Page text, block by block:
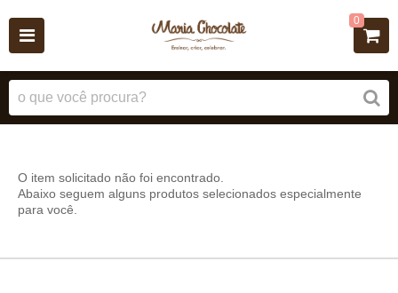
0
O item solicitado não foi encontrado.
Abaixo seguem alguns produtos selecionados especialmente
para você.